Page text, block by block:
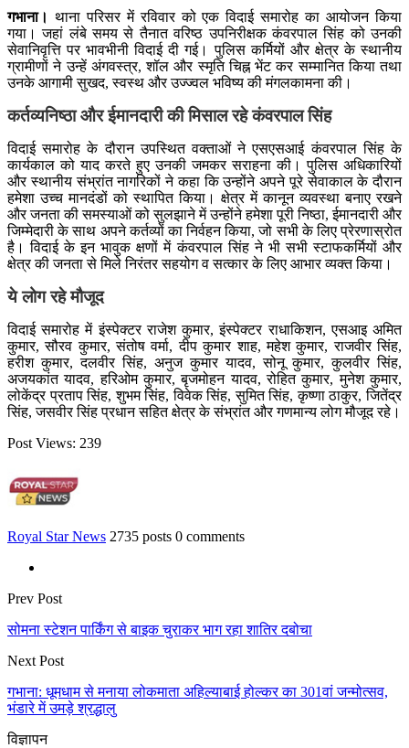
गभाना। थाना परिसर में रविवार को एक विदाई समारोह का आयोजन किया
गया। जहां लंबे समय से तैनात वरिष्ठ उपनिरीक्षक कंवरपाल सिंह को उनकी
सेवानिवृत्ति पर भावभीनी विदाई दी गई। पुलिस कर्मियों और क्षेत्र के स्थानीय
ग्रामीणों ने उन्हें अंगवस्त्र, शॉल और स्मृति चिह्न भेंट कर सम्मानित किया तथा
उनके आगामी सुखद, स्वस्थ और उज्ज्वल भविष्य की मंगलकामना की।
कर्तव्यनिष्ठा और ईमानदारी की मिसाल रहे कंवरपाल सिंह
विदाई समारोह के दौरान उपस्थित वक्ताओं ने एसएसआई कंवरपाल सिंह के
कार्यकाल को याद करते हुए उनकी जमकर सराहना की। पुलिस अधिकारियों
और स्थानीय संभ्रांत नागरिकों ने कहा कि उन्होंने अपने पूरे सेवाकाल के दौरान
हमेशा उच्च मानदंडों को स्थापित किया। क्षेत्र में कानून व्यवस्था बनाए रखने
और जनता की समस्याओं को सुलझाने में उन्होंने हमेशा पूरी निष्ठा, ईमानदारी और
जिम्मेदारी के साथ अपने कर्तव्यों का निर्वहन किया, जो सभी के लिए प्रेरणास्रोत
है। विदाई के इन भावुक क्षणों में कंवरपाल सिंह ने भी सभी स्टाफकर्मियों और
क्षेत्र की जनता से मिले निरंतर सहयोग व सत्कार के लिए आभार व्यक्त किया।
ये लोग रहे मौजूद
विदाई समारोह में इंस्पेक्टर राजेश कुमार, इंस्पेक्टर राधाकिशन, एसआइ अमित
कुमार, सौरव कुमार, संतोष वर्मा, दीप कुमार शाह, महेश कुमार, राजवीर सिंह,
हरीश कुमार, दलवीर सिंह, अनुज कुमार यादव, सोनू कुमार, कुलवीर सिंह,
अजयकांत यादव, हरिओम कुमार, बृजमोहन यादव, रोहित कुमार, मुनेश कुमार,
लोकेंद्र प्रताप सिंह, शुभम सिंह, विवेक सिंह, सुमित सिंह, कृष्णा ठाकुर, जितेंद्र
सिंह, जसवीर सिंह प्रधान सहित क्षेत्र के संभ्रांत और गणमान्य लोग मौजूद रहे।
Post Views: 239
Royal Star News 2735 posts 0 comments
Prev Post
सोमना स्टेशन पार्किंग से बाइक चुराकर भाग रहा शातिर दबोचा
Next Post
गभाना: धूमधाम से मनाया लोकमाता अहिल्याबाई होल्कर का 301वां जन्मोत्सव,
भंडारे में उमड़े श्रद्धालु
विज्ञापन